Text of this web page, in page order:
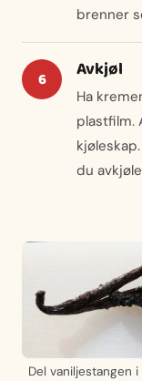
brenner
Avkjøl
Ha
plastfilm.
du
Del vaniljestangen i